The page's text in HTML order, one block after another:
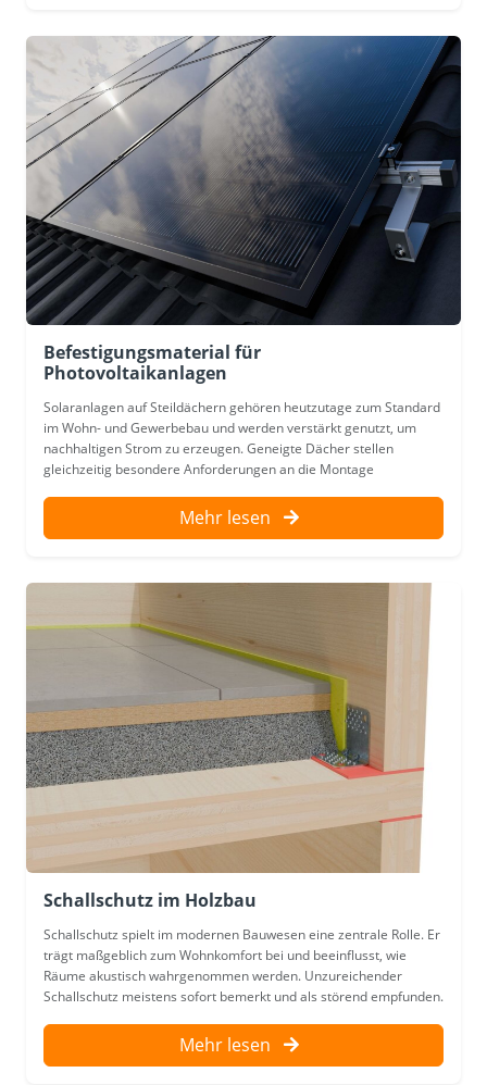
Befestigungsmaterial für
Photovoltaikanlagen
Solaranlagen auf Steildächern gehören heutzutage zum Standard
im Wohn- und Gewerbebau und werden verstärkt genutzt, um
nachhaltigen Strom zu erzeugen. Geneigte Dächer stellen
gleichzeitig besondere Anforderungen an die Montage
Mehr lesen
Schallschutz im Holzbau
Schallschutz spielt im modernen Bauwesen eine zentrale Rolle. Er
trägt maßgeblich zum Wohnkomfort bei und beeinflusst, wie
Räume akustisch wahrgenommen werden. Unzureichender
Schallschutz meistens sofort bemerkt und als störend empfunden.
Mehr lesen